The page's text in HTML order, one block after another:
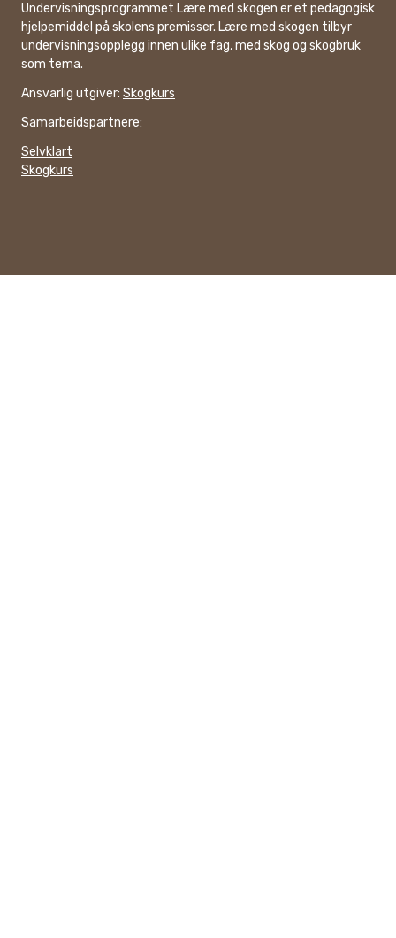
Undervisningsprogrammet Lære med skogen er et pedagogisk
hjelpemiddel på skolens premisser. Lære med skogen tilbyr
undervisningsopplegg innen ulike fag, med skog og skogbruk
som tema.
Ansvarlig utgiver: Skogkurs
Samarbeidspartnere:
Selvklart
Skogkurs